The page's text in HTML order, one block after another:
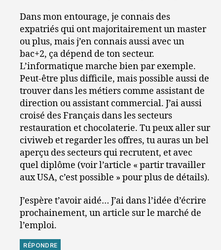
Dans mon entourage, je connais des
expatriés qui ont majoritairement un master
ou plus, mais j’en connais aussi avec un
bac+2, ça dépend de ton secteur.
L’informatique marche bien par exemple.
Peut-être plus difficile, mais possible aussi de
trouver dans les métiers comme assistant de
direction ou assistant commercial. J’ai aussi
croisé des Français dans les secteurs
restauration et chocolaterie. Tu peux aller sur
civiweb et regarder les offres, tu auras un bel
aperçu des secteurs qui recrutent, et avec
quel diplôme (voir l’article « partir travailler
aux USA, c’est possible » pour plus de détails).
J’espère t’avoir aidé… J’ai dans l’idée d’écrire
prochainement, un article sur le marché de
l’emploi.
RÉPONDRE